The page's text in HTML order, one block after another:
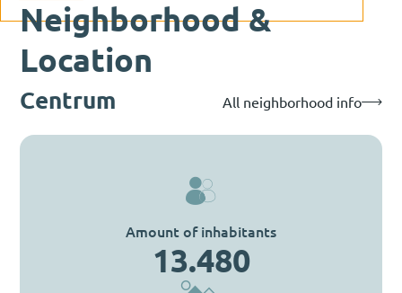
Neighborhood &
Location
Centrum All neighborhood info
Amount of inhabitants
13.480